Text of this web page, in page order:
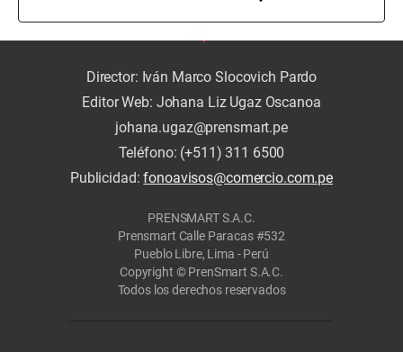
Director: Iván Marco Slocovich Pardo
Editor Web: Johana Liz Ugaz Oscanoa
johana.ugaz@prensmart.pe
Teléfono: (+511) 311 6500
Publicidad:fonoavisos@comercio.com.pe
PRENSMART S.A.C.
Prensmart Calle Paracas #532
Pueblo Libre, Lima - Perú
Copyright © PrenSmart S.A.C.
Todos los derechos reservados